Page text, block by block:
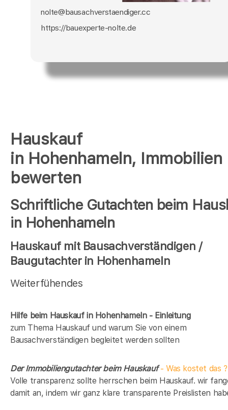
Hauskauf
in Hohenhameln, Immobilien
bewerten
Schriftliche Gutachten beim
in Hohenhameln
Hauskauf mit Bausachverständigen /
Baugutachter in Hohenhameln
Weiterfühendes
Hilfe beim Hauskauf in Hohenhameln - Einleitung
zum Thema Hauskauf und warum Sie von einem
Bausachverständigen begleitet werden sollten
Der Immobiliengutachter beim Hauskauf- Was kostet das ?
Volle transparenz sollte herrschen beim Hauskauf. wir
damit an, indem wir ganz klare transparente Preislisten
nolte@bausachverstaendiger.cc
https://bauexperte-nolte.de